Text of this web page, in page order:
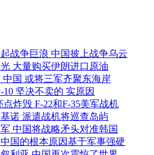
战争巨浪 中国披上战争乌云
大量购买伊朗进口原油
国 或将三军齐聚东海岸
坚决不卖的 实原因
炸毁 F-22和F-35美军战机
诺 派遣战机将巡查岛屿
中国将战略矛头对准韩国
国的根本原因基于军事强硬